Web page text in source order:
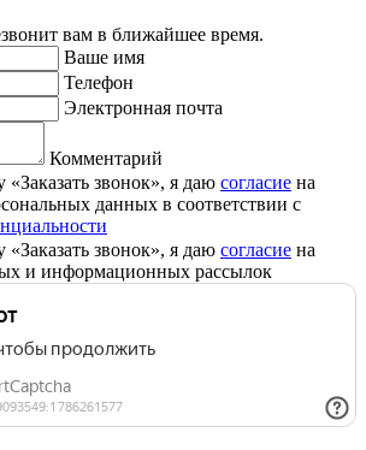
вам в ближайшее время.
Ваше имя
Телефон
Электронная почта
Комментарий
звонок», я даю согласие на
данных в соответствии с
звонок», я даю согласие на
и информационных рассылок